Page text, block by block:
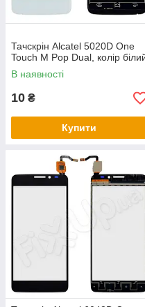
Тачскрін Alcatel 5020D One
Touch M Pop Dual, колір
В наявності
10 ₴
Купити